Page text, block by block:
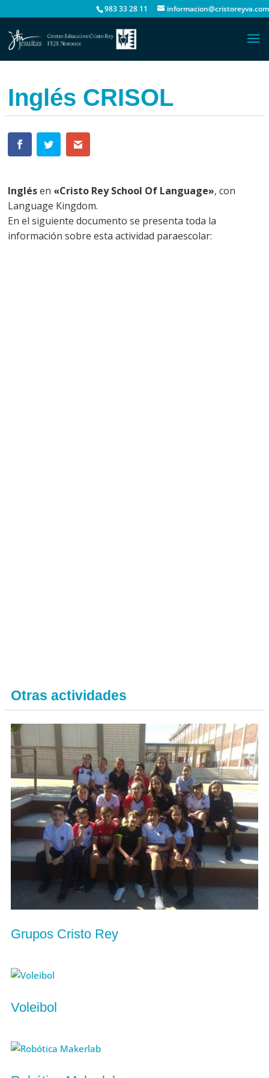
983 33 28 11 informacion@cristoreyva.com
Inglés CRISOL
Inglésen «Cristo Rey School Of Language», con
Language Kingdom.
En el siguiente documento se presenta toda la
información sobre esta actividad paraescolar:
Otras actividades
Grupos Cristo Rey
Voleibol